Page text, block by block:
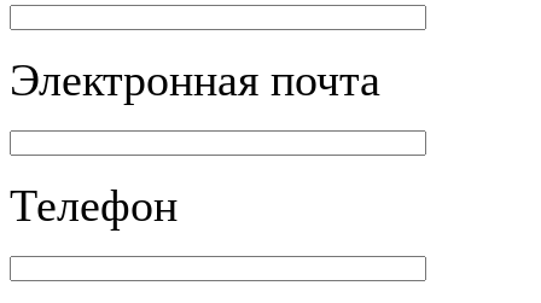
Электронная почта
Телефон